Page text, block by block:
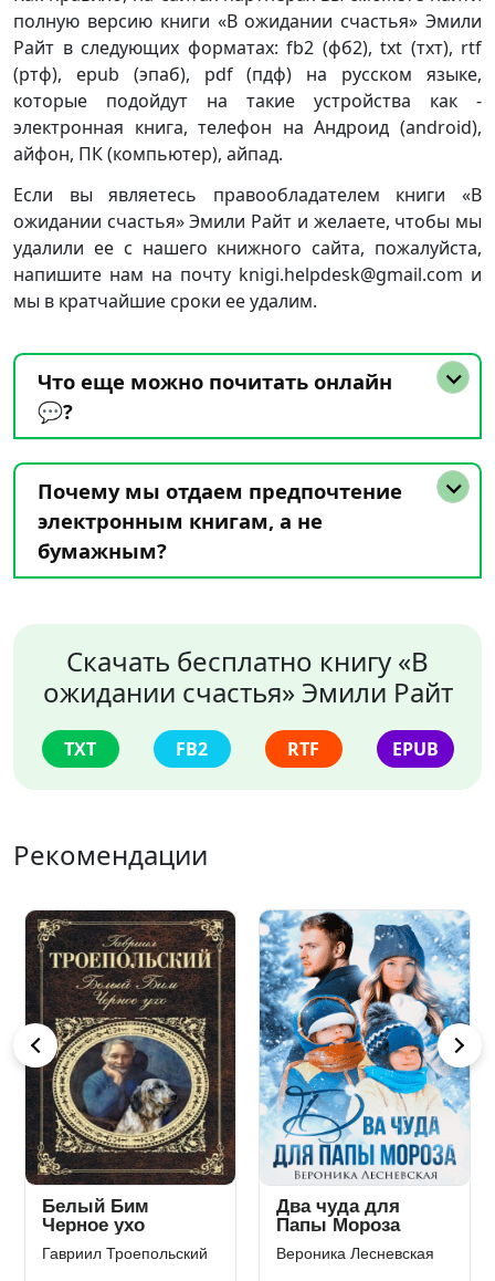
полную версию книги «В ожидании счастья» Эмили
Райт в следующих форматах: fb2 (фб2), txt (тхт), rtf
(ртф), epub (эпаб), pdf (пдф) на русском языке,
которые подойдут на такие устройства как -
электронная книга, телефон на Андроид (android),
айфон, ПК (компьютер), айпад.
Если вы являетесь правообладателем книги «В
ожидании счастья» Эмили Райт и желаете, чтобы мы
удалили ее с нашего книжного сайта, пожалуйста,
напишите нам на почту knigi.helpdesk@gmail.com и
мы в кратчайшие сроки ее удалим.
Что еще можно почитать онлайн
💬?
Почему мы отдаем предпочтение
электронным книгам, а не
бумажным?
Скачать бесплатно книгу «В
ожидании счастья» Эмили Райт
TXT FB2 RTF EPUB
Рекомендации
Белый Бим
Черное ухо
Гавриил Троепольский
Два чуда для
Папы Мороза
Вероника Лесневская